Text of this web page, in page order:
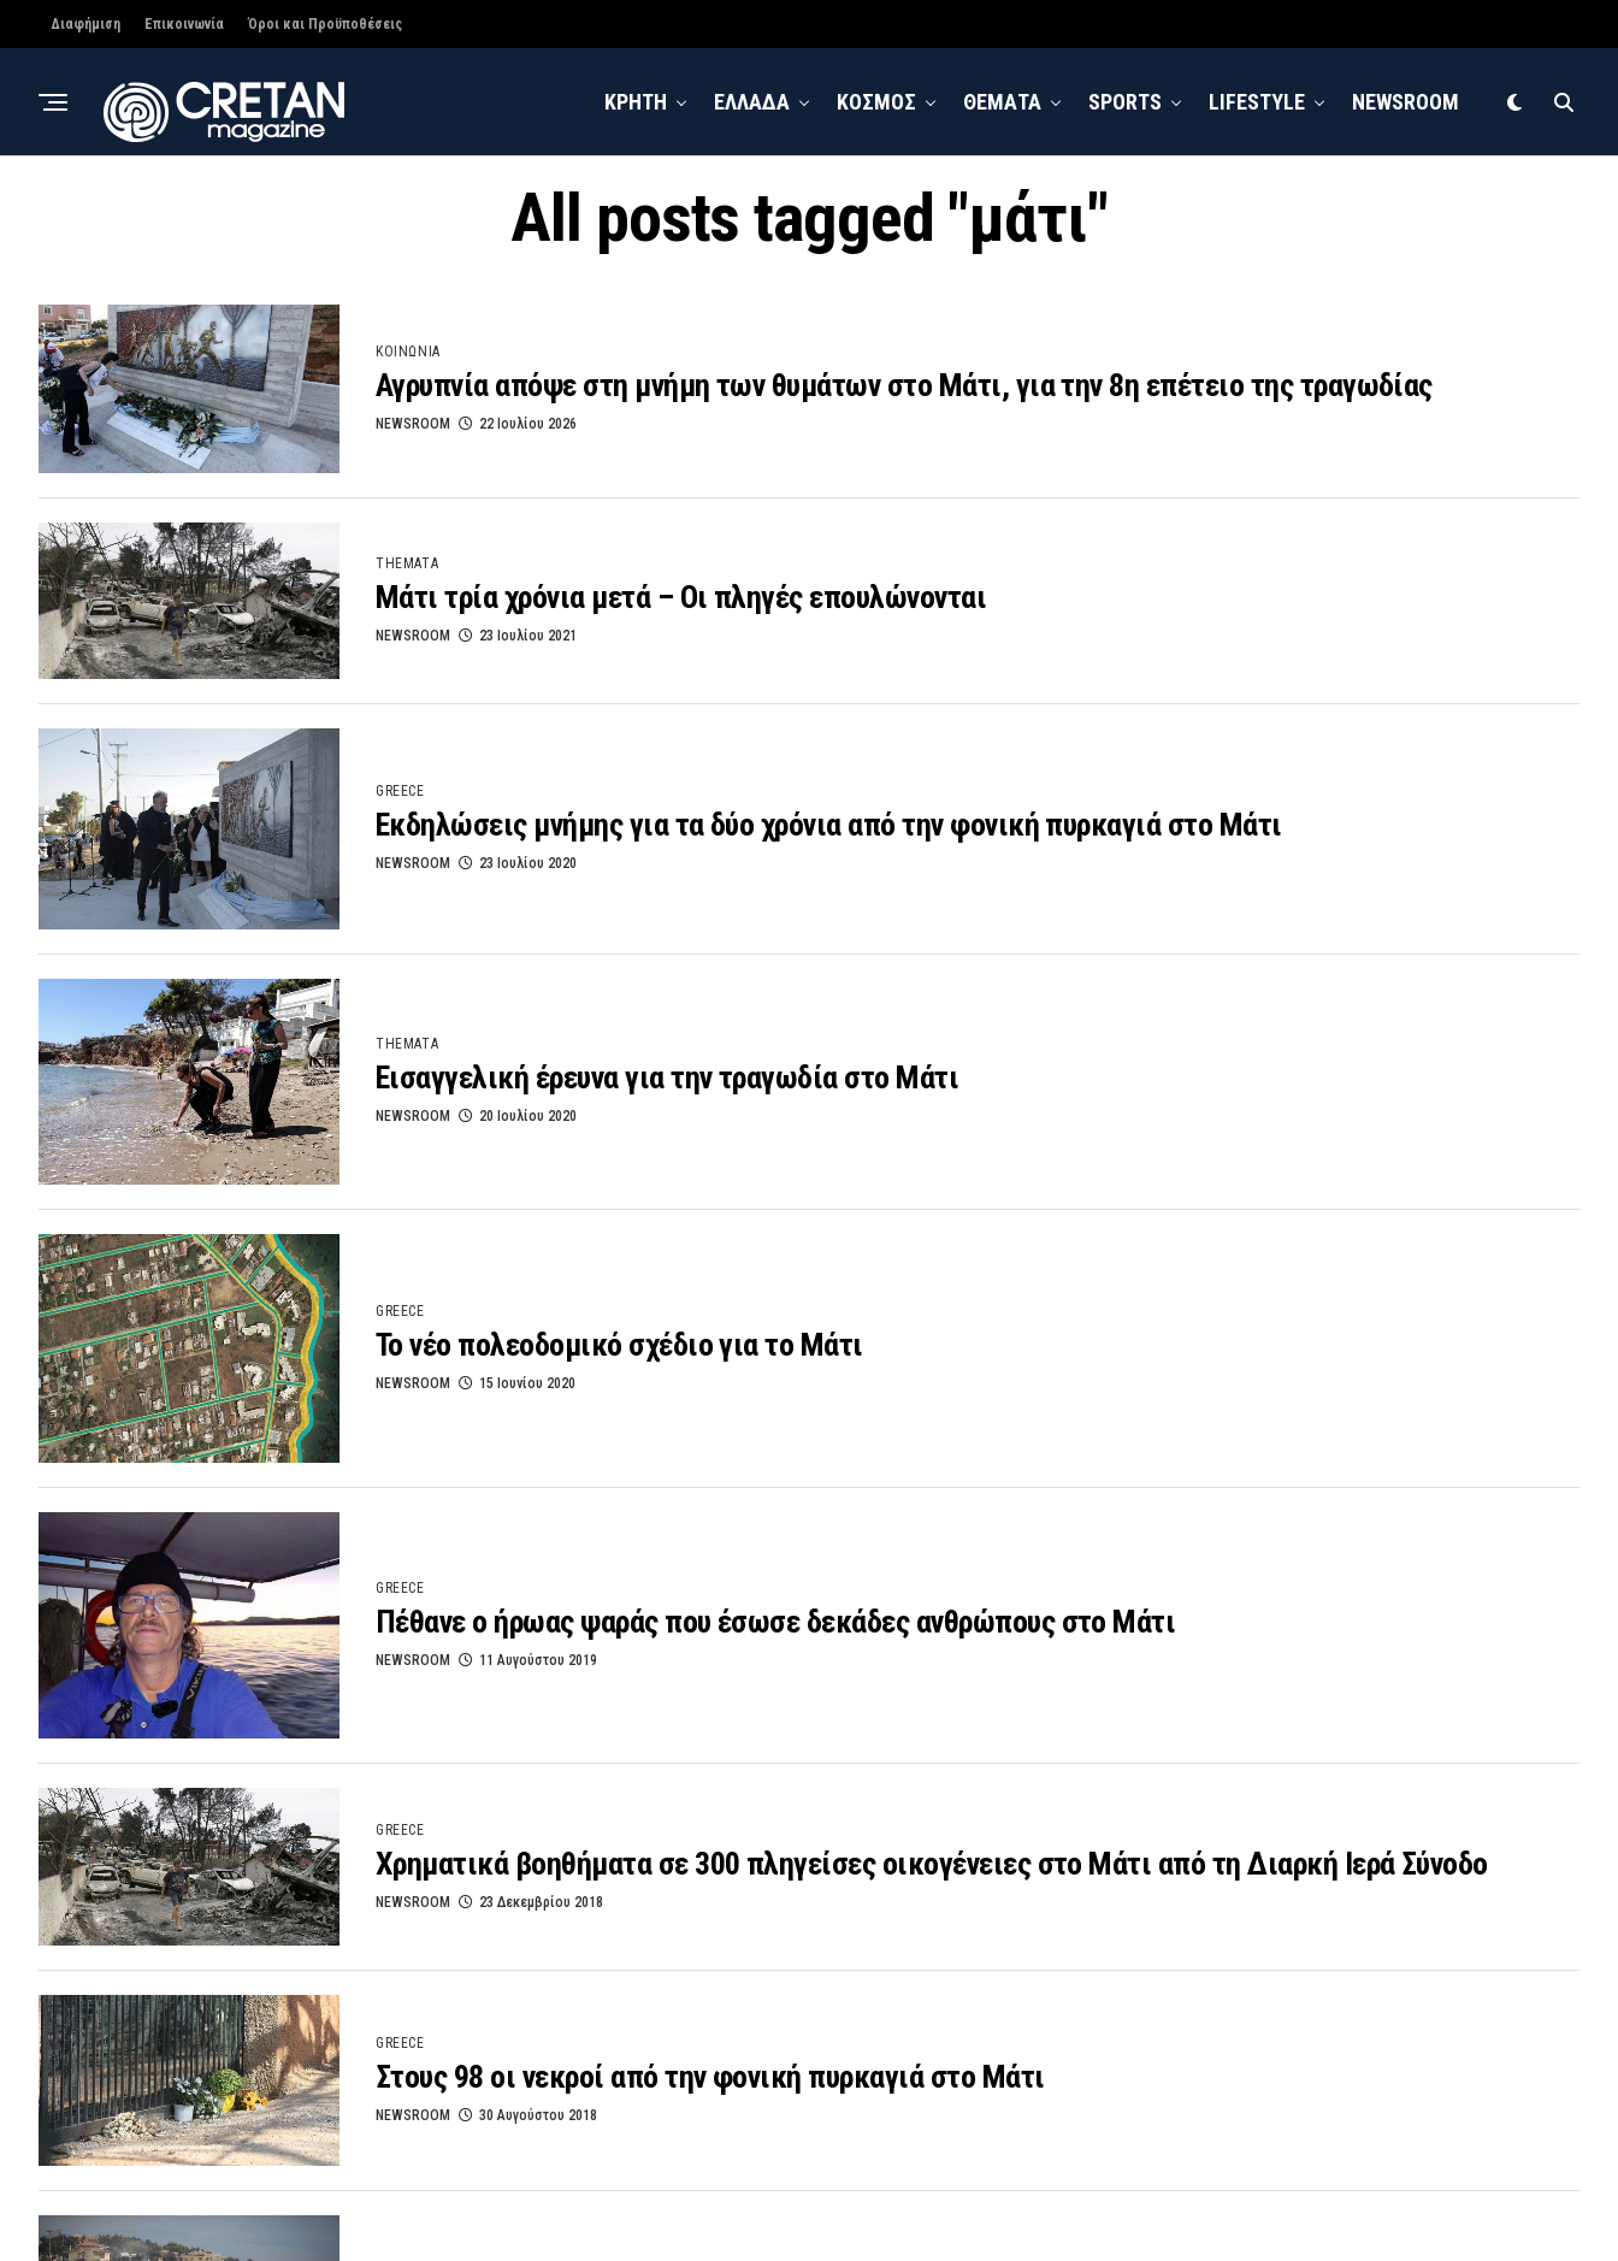
Διαφήμιση Επικοινωνία Όροι και Προϋποθέσεις
ΚΡΗΤΗ ΕΛΛΑΔΑ ΚΟΣΜΟΣ ΘΕΜΑΤΑ SPORTS LIFESTYLE NEWSROOM
All posts tagged "μάτι"
ΚΟΙΝΩΝΙΑ
Αγρυπνία απόψε στη μνήμη των θυμάτων στο Μάτι, για την 8η επέτειο της τραγωδίας
NEWSROOM 22 Ιουλίου 2026
THEMATA
Μάτι τρία χρόνια μετά – Οι πληγές επουλώνονται
NEWSROOM 23 Ιουλίου 2021
GREECE
Εκδηλώσεις μνήμης για τα δύο χρόνια από την φονική πυρκαγιά στο Μάτι
NEWSROOM 23 Ιουλίου 2020
THEMATA
Εισαγγελική έρευνα για την τραγωδία στο Μάτι
NEWSROOM 20 Ιουλίου 2020
GREECE
Το νέο πολεοδομικό σχέδιο για το Μάτι
NEWSROOM 15 Ιουνίου 2020
GREECE
Πέθανε ο ήρωας ψαράς που έσωσε δεκάδες ανθρώπους στο Μάτι
NEWSROOM 11 Αυγούστου 2019
GREECE
Χρηματικά βοηθήματα σε 300 πληγείσες οικογένειες στο Μάτι από τη Διαρκή Ιερά Σύνοδο
NEWSROOM 23 Δεκεμβρίου 2018
GREECE
Στους 98 οι νεκροί από την φονική πυρκαγιά στο Μάτι
NEWSROOM 30 Αυγούστου 2018